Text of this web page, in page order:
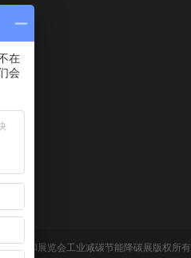
碳中和展览会工业减碳节能降碳展版权所有
在
会